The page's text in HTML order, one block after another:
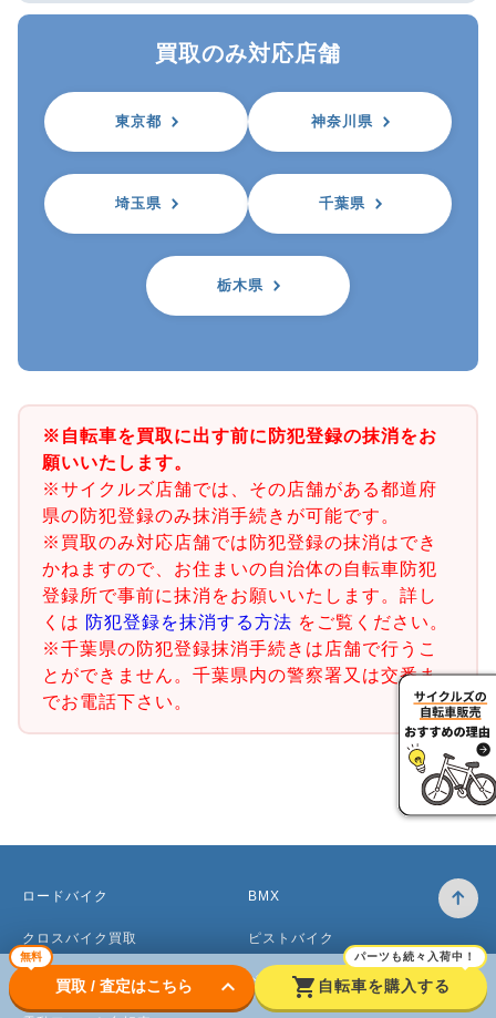
買取のみ対応店舗
東京都 神奈川県
埼玉県 千葉県
栃木県
※自転車を買取に出す前に防犯登録の抹消をお
願いいたします。
※サイクルズ店舗では、その店舗がある都道府
県の防犯登録のみ抹消手続きが可能です。
※買取のみ対応店舗では防犯登録の抹消はでき
かねますので、お住まいの自治体の自転車防犯
登録所で事前に抹消をお願いいたします。詳し
くは 防犯登録を抹消する方法 をご覧ください。
※千葉県の防犯登録抹消手続きは店舗で行うこ
とができません。千葉県内の警察署又は交番ま
でお電話下さい。
無料
買取 / 査定はこちら keyboard_arrow_down shopping_cart
パーツも続々入荷中！
自転車を購入する
ロードバイク
クロスバイク買取
マウンテンバイク買取
BMX
ピストバイク
ベビーカー